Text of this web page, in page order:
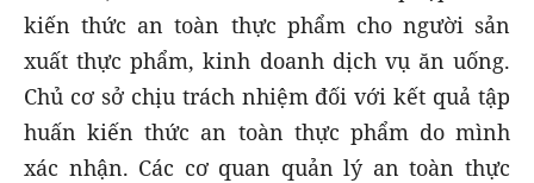
kiến thức an toàn thực phẩm cho người sản
xuất thực phẩm, kinh doanh dịch vụ ăn uống.
Chủ cơ sở chịu trách nhiệm đối với kết quả tập
huấn kiến thức an toàn thực phẩm do mình
xác nhận. Các cơ quan quản lý an toàn thực